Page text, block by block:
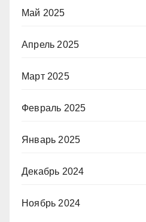
Май 2025
Апрель 2025
Март 2025
Февраль 2025
Январь 2025
Декабрь 2024
Ноябрь 2024